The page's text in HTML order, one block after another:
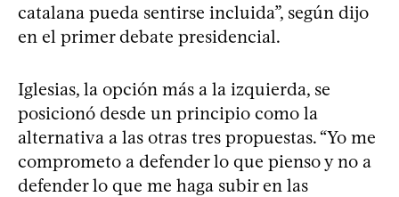
catalana pueda sentirse incluida”, según dijo
en el primer debate presidencial.
Iglesias, la opción más a la izquierda, se
posicionó desde un principio como la
alternativa a las otras tres propuestas. “Yo me
comprometo a defender lo que pienso y no a
defender lo que me haga subir en las